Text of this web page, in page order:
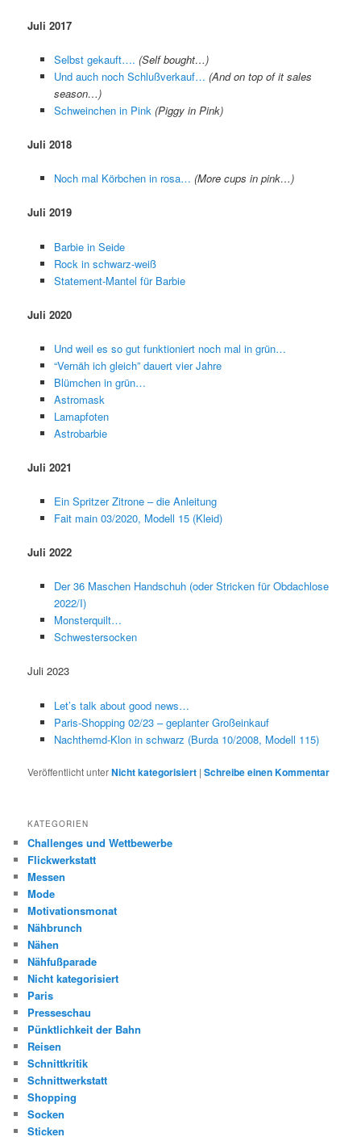
Juli 2017
Selbst gekauft…. (Self bought…)
Und auch noch Schlußverkauf… (And on top of it sales
season…)
Schweinchen in Pink (Piggy in Pink)
Juli 2018
Noch mal Körbchen in rosa… (More cups in pink…)
Juli 2019
Barbie in Seide
Rock in schwarz-weiß
Statement-Mantel für Barbie
Juli 2020
Und weil es so gut funktioniert noch mal in grün…
“Vernäh ich gleich” dauert vier Jahre
Blümchen in grün…
Astromask
Lamapfoten
Astrobarbie
Juli 2021
Ein Spritzer Zitrone – die Anleitung
Fait main 03/2020, Modell 15 (Kleid)
Juli 2022
Der 36 Maschen Handschuh (oder Stricken für Obdachlose
2022/I)
Monsterquilt…
Schwestersocken
Juli 2023
Let’s talk about good news…
Paris-Shopping 02/23 – geplanter Großeinkauf
Nachthemd-Klon in schwarz (Burda 10/2008, Modell 115)
Veröffentlicht unterNicht kategorisiert |Schreibe einen Kommentar
KATEGORIEN
Challenges und Wettbewerbe
Flickwerkstatt
Messen
Mode
Motivationsmonat
Nähbrunch
Nähen
Nähfußparade
Nicht kategorisiert
Paris
Presseschau
Pünktlichkeit der Bahn
Reisen
Schnittkritik
Schnittwerkstatt
Shopping
Socken
Sticken